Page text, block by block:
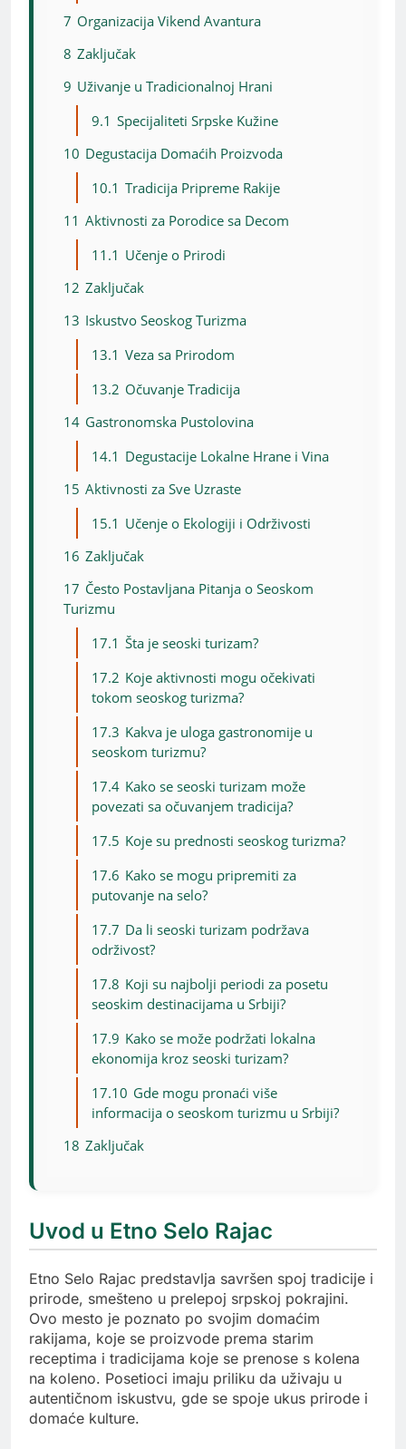
7 Organizacija Vikend Avantura
8 Zaključak
9 Uživanje u Tradicionalnoj Hrani
9.1 Specijaliteti Srpske Kužine
10 Degustacija Domaćih Proizvoda
10.1 Tradicija Pripreme Rakije
11 Aktivnosti za Porodice sa Decom
11.1 Učenje o Prirodi
12 Zaključak
13 Iskustvo Seoskog Turizma
13.1 Veza sa Prirodom
13.2 Očuvanje Tradicija
14 Gastronomska Pustolovina
14.1 Degustacije Lokalne Hrane i Vina
15 Aktivnosti za Sve Uzraste
15.1 Učenje o Ekologiji i Održivosti
16 Zaključak
17 Često Postavljana Pitanja o Seoskom
Turizmu
17.1 Šta je seoski turizam?
17.2 Koje aktivnosti mogu očekivati
tokom seoskog turizma?
17.3 Kakva je uloga gastronomije u
seoskom turizmu?
17.4 Kako se seoski turizam može
povezati sa očuvanjem tradicija?
17.5 Koje su prednosti seoskog turizma?
17.6 Kako se mogu pripremiti za
putovanje na selo?
17.7 Da li seoski turizam podržava
održivost?
17.8 Koji su najbolji periodi za posetu
seoskim destinacijama u Srbiji?
17.9 Kako se može podržati lokalna
ekonomija kroz seoski turizam?
17.10 Gde mogu pronaći više
informacija o seoskom turizmu u Srbiji?
18 Zaključak
Uvod u Etno Selo Rajac
Etno Selo Rajac predstavlja savršen spoj tradicije i
prirode, smešteno u prelepoj srpskoj pokrajini.
Ovo mesto je poznato po svojim domaćim
rakijama, koje se proizvode prema starim
receptima i tradicijama koje se prenose s kolena
na koleno. Posetioci imaju priliku da uživaju u
autentičnom iskustvu, gde se spoje ukus prirode i
domaće kulture.